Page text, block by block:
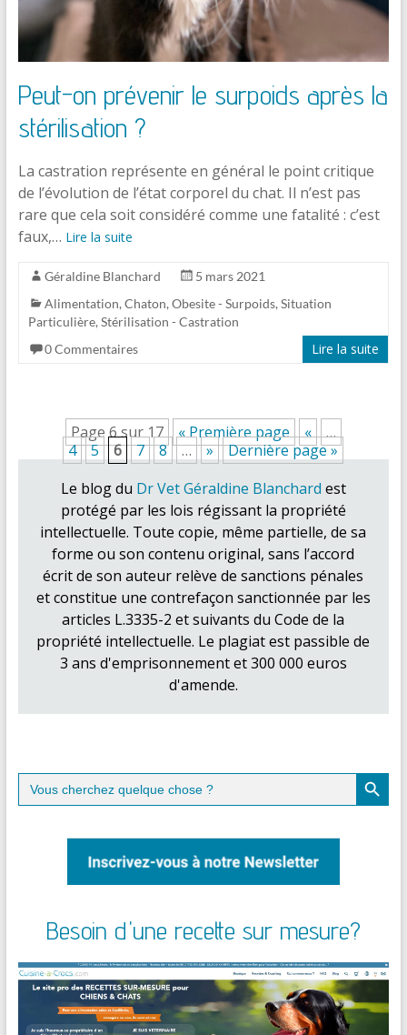
Peut-on prévenir le surpoids après la
stérilisation ?
La castration représente en général le point critique
de l’évolution de l’état corporel du chat. Il n’est pas
rare que cela soit considéré comme une fatalité : c’est
faux,… Lire la suite
Géraldine Blanchard
5 mars 2021
Alimentation, Chaton, Obesite - Surpoids, Situation
Particulière, Stérilisation - Castration
0 Commentaires
Lire la suite
Page 6 sur 17 « Première page «
…
4
5 6 7 8 … »
Dernière page »
Le blog du Dr Vet Géraldine Blanchard est
protégé par les lois régissant la propriété
intellectuelle. Toute copie, même partielle, de sa
forme ou son contenu original, sans l’accord
écrit de son auteur relève de sanctions pénales
et constitue une contrefaçon sanctionnée par les
articles L.3335-2 et suivants du Code de la
propriété intellectuelle. Le plagiat est passible de
3 ans d'emprisonnement et 300 000 euros
d'amende.
Search
for:
Search Button
Besoin d'une recette sur mesure?